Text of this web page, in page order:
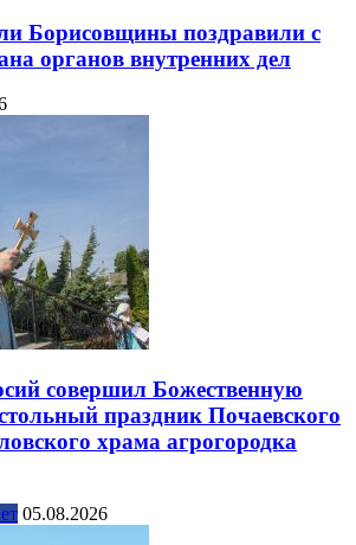
Борисовщины поздравили с
органов внутренних дел
совершил Божественную
праздник Почаевского
храма агрогородка
05.08.2026